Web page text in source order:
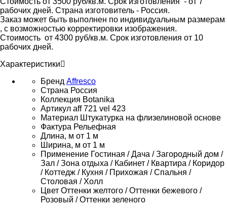
рабочих дней. Страна изготовитель - Россия.
Заказ может быть выполнен по индивидуальным размерам
, с возможностью корректировки изображения.
Стоимость от 4300 руб/кв.м. Срок изготовления от 10
рабочих дней.
Характеристики
Бренд Affresco
Страна Россия
Коллекция Botanika
Артикул aff 721 vel 423
Материал Штукатурка на флизелиновой основе
Фактура Рельефная
Длина, м от 1 м
Ширина, м от 1 м
Применение Гостиная / Дача / Загородный дом /
Зал / Зона отдыха / Кабинет / Квартира / Коридор
/ Коттедж / Кухня / Прихожая / Спальня /
Столовая / Холл
Цвет Оттенки желтого / Оттенки бежевого /
Розовый / Оттенки зеленого